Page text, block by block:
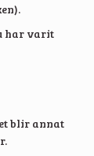
har varit
blir annat